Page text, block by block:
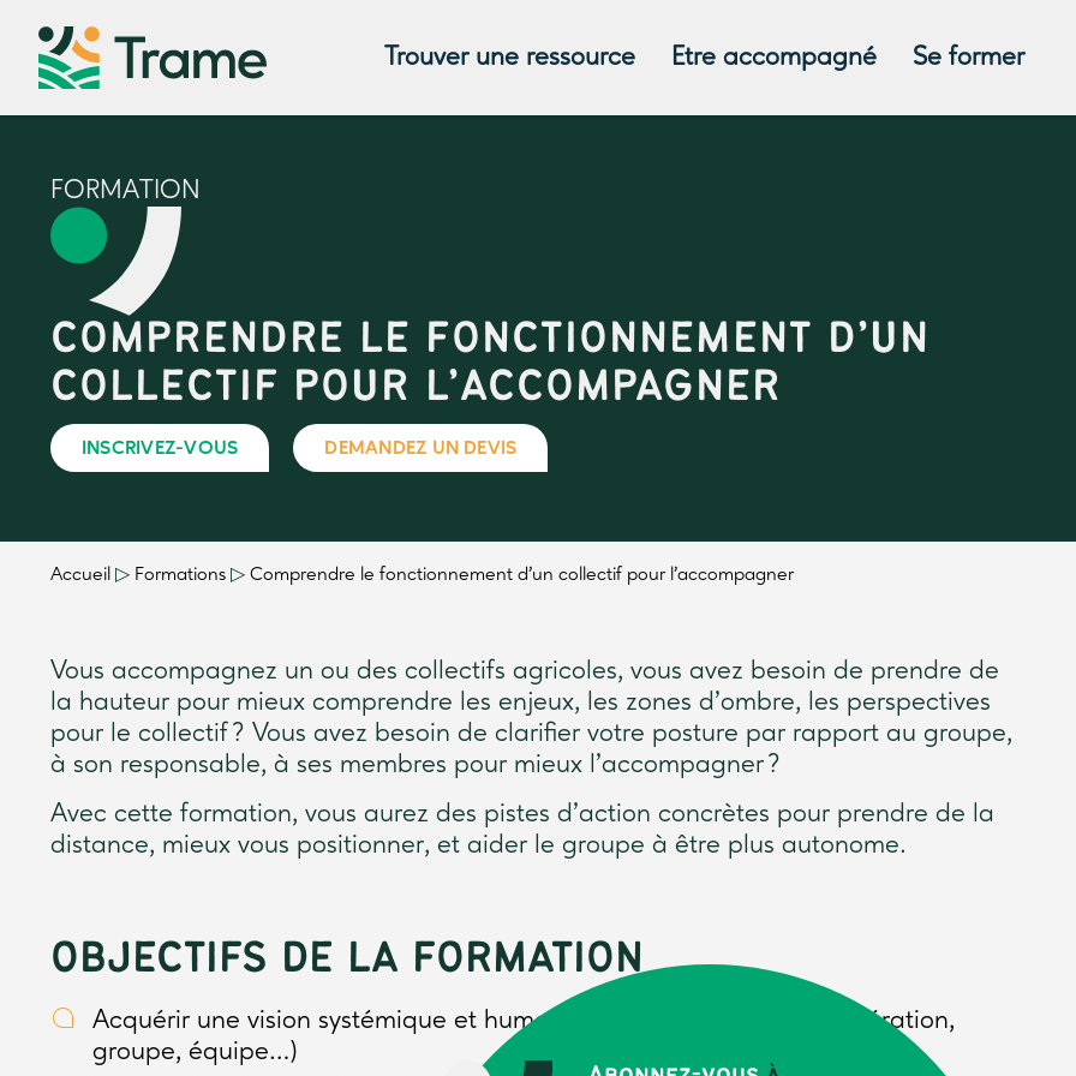
Trouver une ressource Etre accompagné Se former
FORMATION
COMPRENDRE LE FONCTIONNEMENT D’UN
COLLECTIF POUR L’ACCOMPAGNER
INSCRIVEZ-VOUS DEMANDEZ UN DEVIS
Accueil ▷ Formations ▷ Comprendre le fonctionnement d’un collectif pour l’accompagner
Vous accompagnez un ou des collectifs agricoles, vous avez besoin de prendre de
la hauteur pour mieux comprendre les enjeux, les zones d’ombre, les perspectives
pour le collectif ? Vous avez besoin de clarifier votre posture par rapport au groupe,
à son responsable, à ses membres pour mieux l’accompagner ?
Avec cette formation, vous aurez des pistes d’action concrètes pour prendre de la
distance, mieux vous positionner, et aider le groupe à être plus autonome.
OBJECTIFS DE LA FORMATION
Acquérir une vision systémique et humaniste des organisations (fédération,
groupe, équipe…)